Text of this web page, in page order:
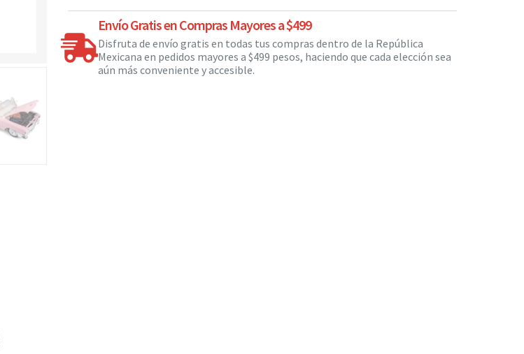
Envío Gratis en Compras Mayores a $499
Disfruta de envío gratis en todas tus compras dentro de la República
Mexicana en pedidos mayores a $499 pesos, haciendo que cada elección sea
aún más conveniente y accesible.